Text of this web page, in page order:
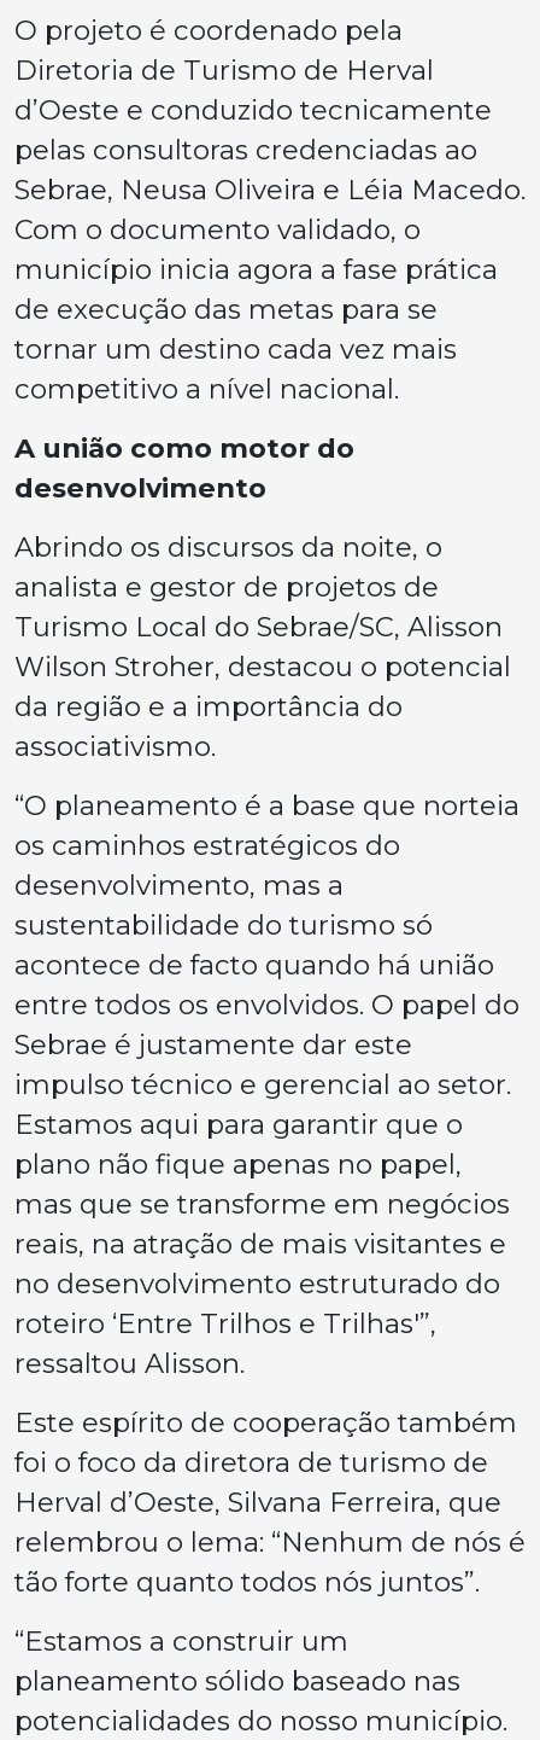
O projeto é coordenado pela
Diretoria de Turismo de Herval
d’Oeste e conduzido tecnicamente
pelas consultoras credenciadas ao
Sebrae, Neusa Oliveira e Léia Macedo.
Com o documento validado, o
município inicia agora a fase prática
de execução das metas para se
tornar um destino cada vez mais
competitivo a nível nacional.
A união como motor do
desenvolvimento
Abrindo os discursos da noite, o
analista e gestor de projetos de
Turismo Local do Sebrae/SC, Alisson
Wilson Stroher, destacou o potencial
da região e a importância do
associativismo.
“O planeamento é a base que norteia
os caminhos estratégicos do
desenvolvimento, mas a
sustentabilidade do turismo só
acontece de facto quando há união
entre todos os envolvidos. O papel do
Sebrae é justamente dar este
impulso técnico e gerencial ao setor.
Estamos aqui para garantir que o
plano não fique apenas no papel,
mas que se transforme em negócios
reais, na atração de mais visitantes e
no desenvolvimento estruturado do
roteiro ‘Entre Trilhos e Trilhas'”,
ressaltou Alisson.
Este espírito de cooperação também
foi o foco da diretora de turismo de
Herval d’Oeste, Silvana Ferreira, que
relembrou o lema: “Nenhum de nós é
tão forte quanto todos nós juntos”.
“Estamos a construir um
planeamento sólido baseado nas
potencialidades do nosso município.